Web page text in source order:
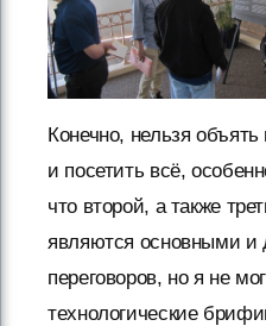
Конечно, нельзя
и посетить всё,
что второй, а также
являются основными и
переговоров, но я не
технологические